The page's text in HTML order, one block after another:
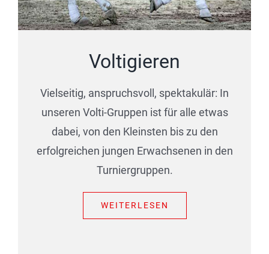
Voltigieren
Vielseitig, anspruchsvoll, spektakulär: In
unseren Volti-Gruppen ist für alle etwas
dabei, von den Kleinsten bis zu den
erfolgreichen jungen Erwachsenen in den
Turniergruppen.
WEITERLESEN